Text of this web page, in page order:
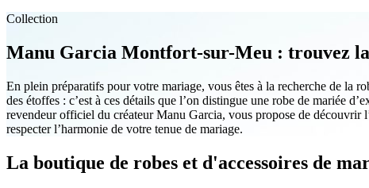
Collection
Manu Garcia Montfort-sur-Meu : trouvez la
En plein préparatifs pour votre mariage, vous êtes à la recherche de la
des étoffes : c’est à ces détails que l’on distingue une robe de mariée
revendeur officiel du créateur Manu Garcia, vous propose de découvrir
respecter l’harmonie de votre tenue de mariage.
La boutique de robes et d'accessoires de